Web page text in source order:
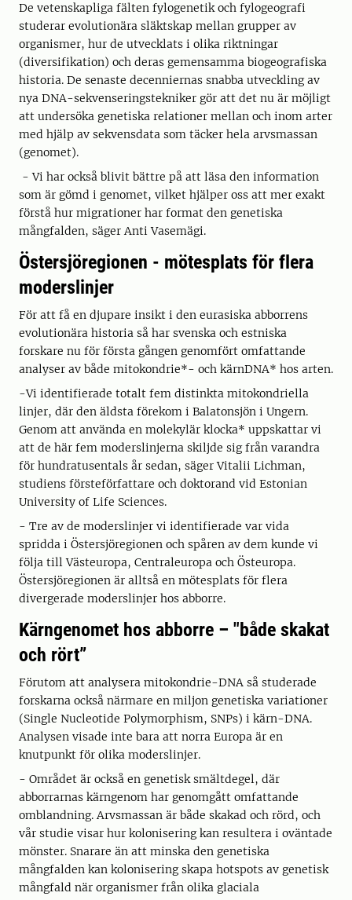
De vetenskapliga fälten fylogenetik och fylogeografi
studerar evolutionära släktskap mellan grupper av
organismer, hur de utvecklats i olika riktningar
(diversifikation) och deras gemensamma biogeografiska
historia. De senaste decenniernas snabba utveckling av
nya DNA-sekvenseringstekniker gör att det nu är möjligt
att undersöka genetiska relationer mellan och inom arter
med hjälp av sekvensdata som täcker hela arvsmassan
(genomet).
- Vi har också blivit bättre på att läsa den information
som är gömd i genomet, vilket hjälper oss att mer exakt
förstå hur migrationer har format den genetiska
mångfalden, säger Anti Vasemägi.
Östersjöregionen - mötesplats för flera
moderslinjer
För att få en djupare insikt i den eurasiska abborrens
evolutionära historia så har svenska och estniska
forskare nu för första gången genomfört omfattande
analyser av både mitokondrie*- och kärnDNA* hos arten.
-Vi identifierade totalt fem distinkta mitokondriella
linjer, där den äldsta förekom i Balatonsjön i Ungern.
Genom att använda en molekylär klocka* uppskattar vi
att de här fem moderslinjerna skiljde sig från varandra
för hundratusentals år sedan, säger Vitalii Lichman,
studiens försteförfattare och doktorand vid Estonian
University of Life Sciences.
- Tre av de moderslinjer vi identifierade var vida
spridda i Östersjöregionen och spåren av dem kunde vi
följa till Västeuropa, Centraleuropa och Östeuropa.
Östersjöregionen är alltså en mötesplats för flera
divergerade moderslinjer hos abborre.
Kärngenomet hos abborre – "både skakat
och rört”
Förutom att analysera mitokondrie-DNA så studerade
forskarna också närmare en miljon genetiska variationer
(Single Nucleotide Polymorphism, SNPs) i kärn-DNA.
Analysen visade inte bara att norra Europa är en
knutpunkt för olika moderslinjer.
- Området är också en genetisk smältdegel, där
abborrarnas kärngenom har genomgått omfattande
omblandning. Arvsmassan är både skakad och rörd, och
vår studie visar hur kolonisering kan resultera i oväntade
mönster. Snarare än att minska den genetiska
mångfalden kan kolonisering skapa hotspots av genetisk
mångfald när organismer från olika glaciala